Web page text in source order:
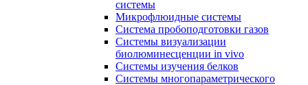
системы
Микрофлюидные системы
Система пробоподготовки газов
Системы визуализации
биолюминесценции in vivo
Системы изучения белков
Системы многопараметрического